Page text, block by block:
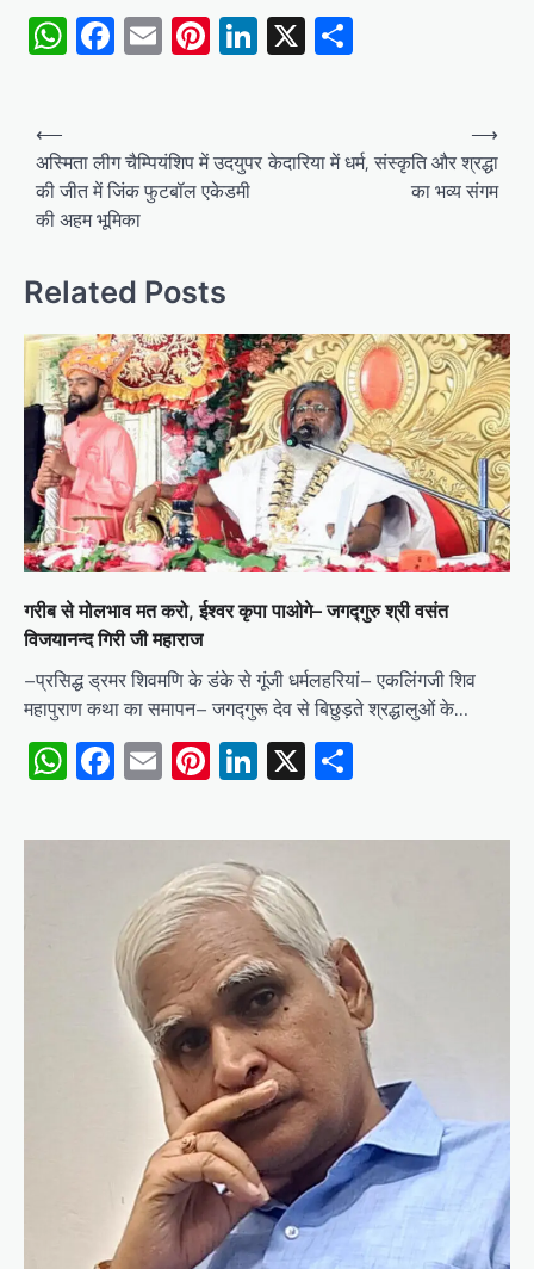
WhatsApp
Facebook
EmailPinterest
LinkedIn
X
Post
navigation
⟵
अस्मिता लीग चैम्पियंशिप में उदयुपर
की जीत में जिंक फुटबॉल एकेडमी
की अहम भूमिका
केदारिया में धर्म, संस्कृति और श्रद्धा
का भव्य संगम
⟶
Related Posts
गरीब से मोलभाव मत करो, ईश्वर कृपा पाओगे– जगद्गुरु श्री वसंत
विजयानन्द गिरी जी महाराज
–प्रसिद्ध ड्रमर शिवमणि के डंके से गूंजी धर्मलहरियां– एकलिंगजी शिव
महापुराण कथा का समापन– जगद्गुरू देव से बिछुड़ते श्रद्धालुओं के…
WhatsApp
Facebook
EmailPinterest
LinkedIn
X